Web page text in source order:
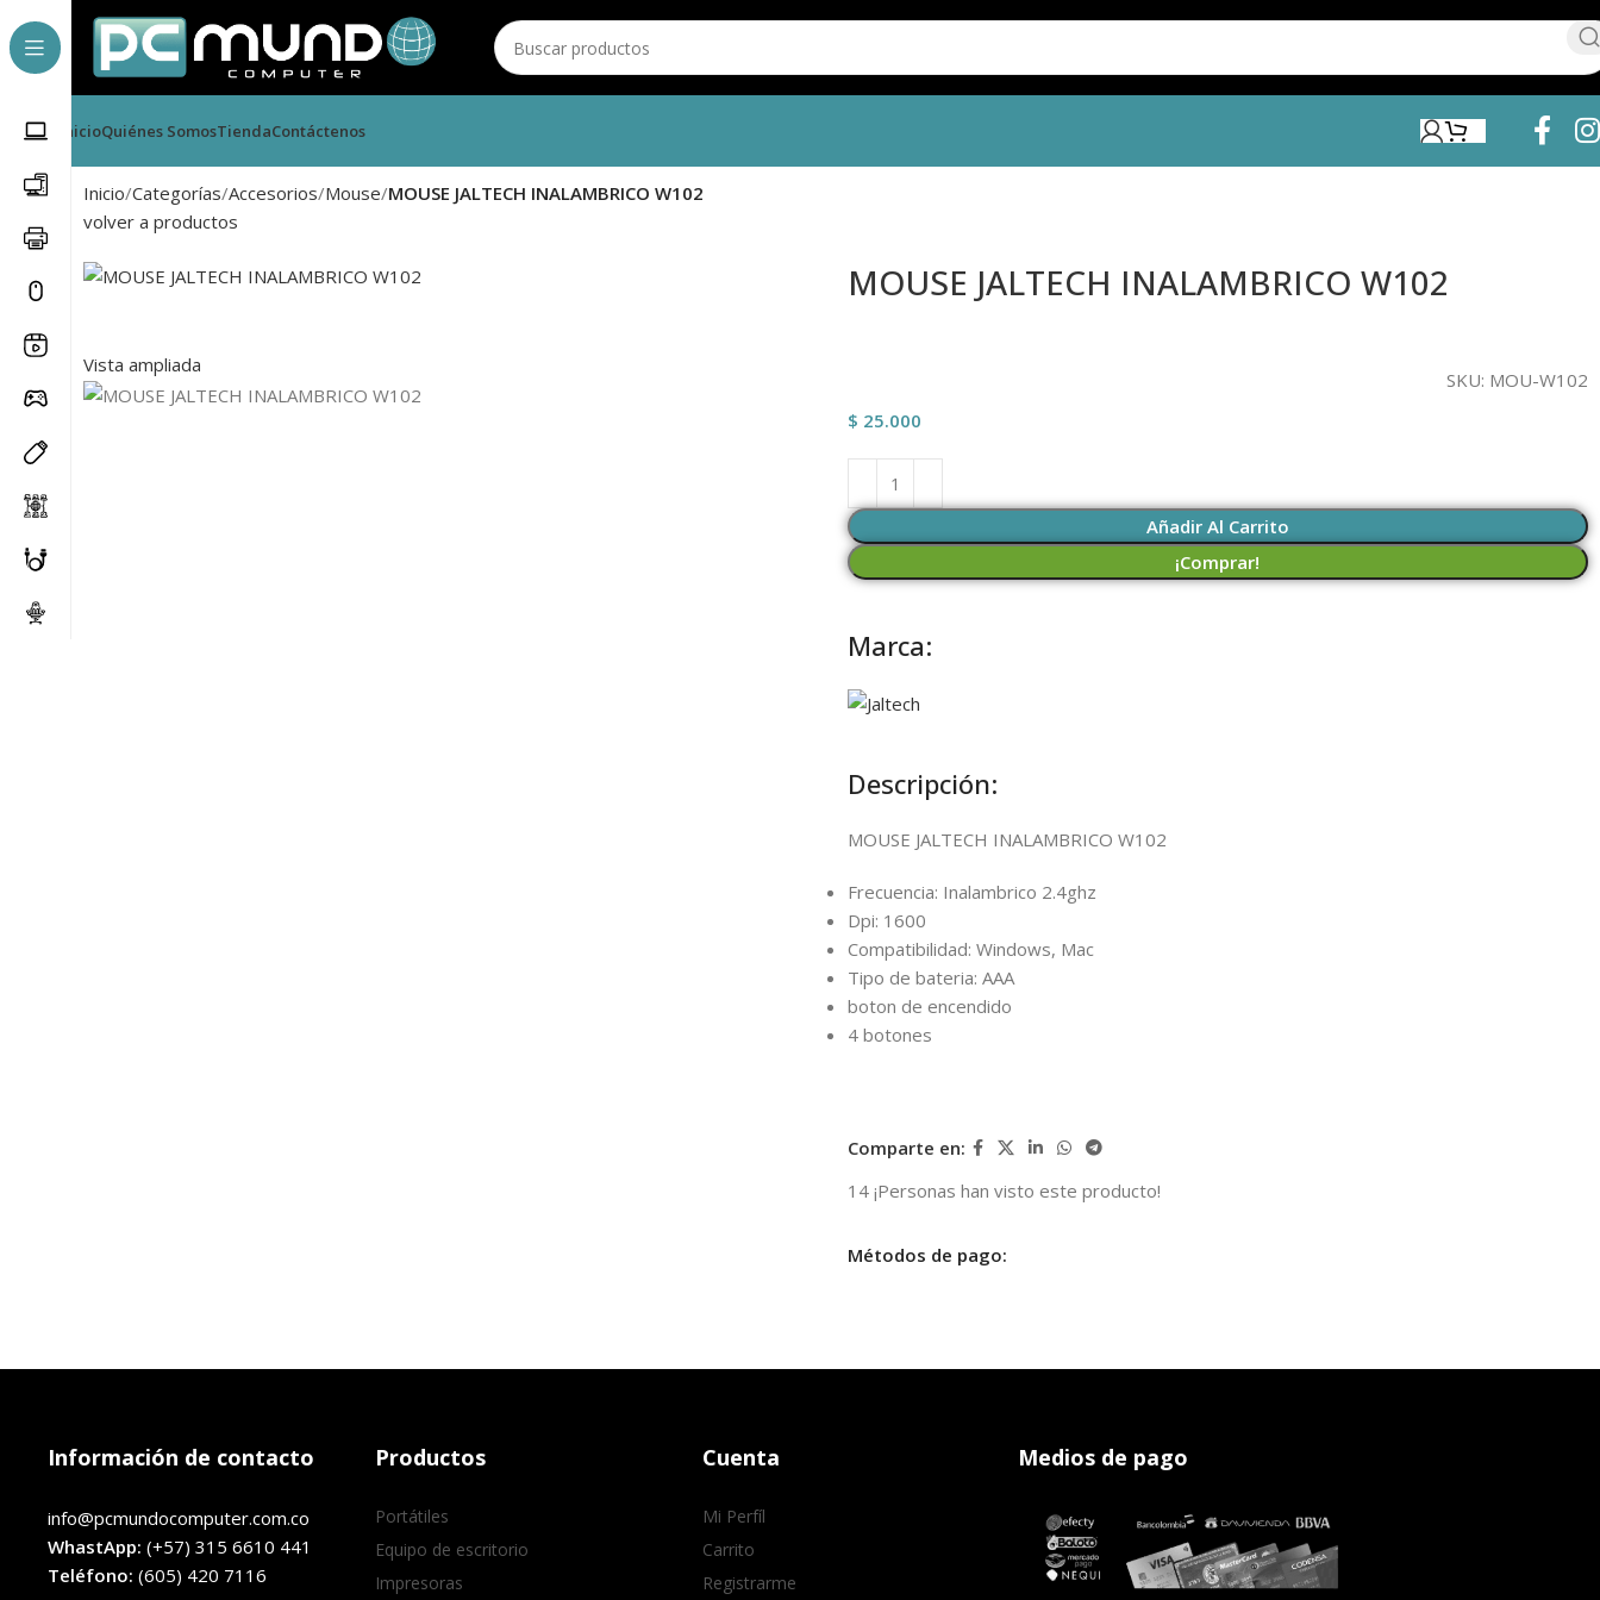
InicioQuiénes SomosTiendaContáctenos
Inicio Categorías Accesorios Mouse MOUSE JALTECH INALAMBRICO W102
volver a productos
Vista ampliada
MOUSE JALTECH INALAMBRICO W102
SKU: MOU-W102
$ 25.000
Añadir Al Carrito
¡Comprar!
Marca:
Descripción:
MOUSE JALTECH INALAMBRICO W102
Frecuencia: Inalambrico 2.4ghz
Dpi: 1600
Compatibilidad: Windows, Mac
Tipo de bateria: AAA
boton de encendido
4 botones
Comparte en:
14 ¡Personas han visto este producto!
Métodos de pago:
Información de contacto
info@pcmundocomputer.com.co
WhastApp: (+57) 315 6610 441
Teléfono: (605) 420 7116
Productos
Portátiles
Equipo de escritorio
Impresoras
Cuenta
Mi Perfíl
Carrito
Registrarme
Medios de pago